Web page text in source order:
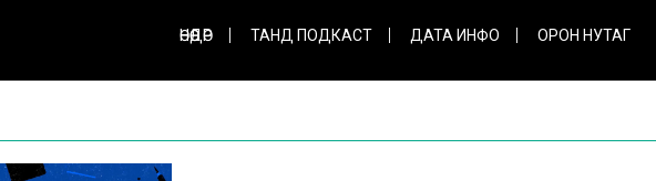
ӨНӨӨДӨР ТАНД ПОДКАСТ ДАТА ИНФО ОРОН НУТАГ